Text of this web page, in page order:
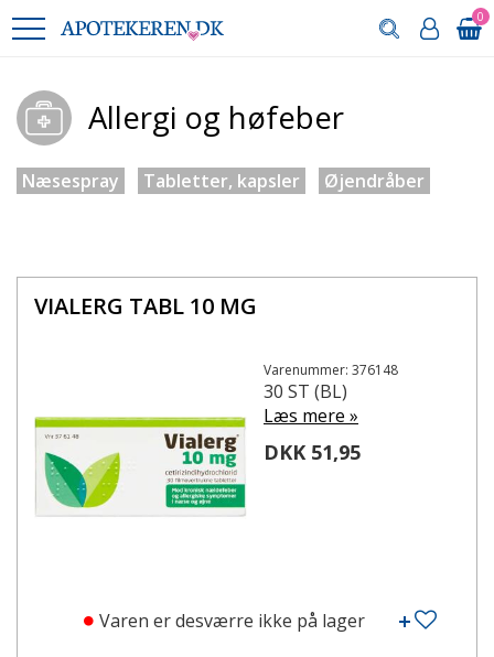
0
Allergi og høfeber
Næsespray Tabletter, kapsler Øjendråber
VIALERG TABL 10 MG
Varenummer: 376148
30 ST (BL)
Læs mere »
DKK 51,95
Varen er desværre ikke på lager